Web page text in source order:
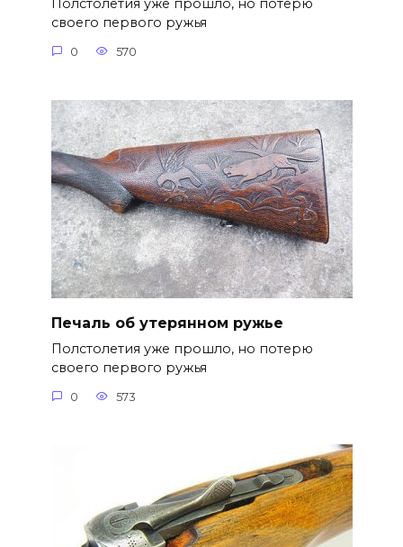
Полстолетия уже прошло, но потерю
своего первого ружья
0 570
Печаль об утерянном ружье
Полстолетия уже прошло, но потерю
своего первого ружья
0 573